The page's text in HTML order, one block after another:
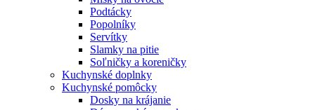
Podtácky
Popolníky
Servítky
Slamky na pitie
Soľničky a koreničky
Kuchynské doplnky
Kuchynské pomôcky
Dosky na krájanie